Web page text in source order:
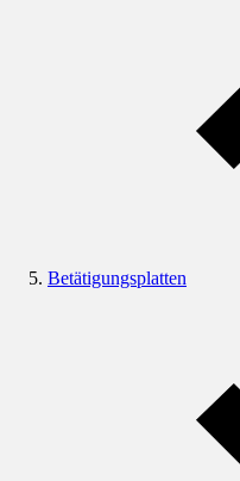
Betätigungsplatten